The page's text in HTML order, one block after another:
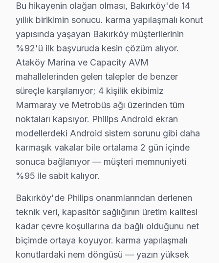
Bağımsız servis avantajı: daha hızlı randevu, daha
Fabrika Servis 2009'dan beri Bakırköy'da —
Bakırköy'de Philips TV Tamir Maliyetleri
Bakırköy'de Philips panel tamiri yaptırmadan önce
Teşhis ücretsiz. Cihazınızı inceledikten sonra arıza
Fiyatlar neye göre değişir: Arıza tipi, ekran boyutu ve
Ödeme kolaylığı: Kredi kartı, havale ve NFC ödeme
Garanti dahil: Verdiğimiz her fiyata 6 ay işçilik ve 1-2
» Bakırköy'de aynı gün teşhis, şeffaf fiyat teklifi ve
Bakırköy × Philips: Yerel İçerik ve Deneyim
Bakırköy'deki müşteri güvenini soyut vaatler yerine
Bu tür vakalar Bakırköy'de aylık 81 başvurunun
Bakırköy'de 14 yıllık güven ilişkisi, bu tür dürüst
Bakırköy coğrafyasını Philips servis perspektifinden
Ataköy Marina ikinci kritik referans: karma
Bu hikayenin olağan olması, Bakırköy'de 14
yıllık birikimin sonucu. karma yapılaşmalı konut
yapısında yaşayan Bakırköy müşterilerinin
%92'ü ilk başvuruda kesin çözüm alıyor.
Ataköy Marina ve Capacity AVM
mahallelerinden gelen talepler de benzer
süreçle karşılanıyor; 4 kişilik ekibimiz
Marmaray ve Metrobüs ağı üzerinden tüm
noktaları kapsıyor. Philips Android ekran
modellerdeki Android sistem sorunu gibi daha
karmaşık vakalar bile ortalama 2 gün içinde
sonuca bağlanıyor — müşteri memnuniyeti
%95 ile sabit kalıyor.
Bakırköy'de Philips onarımlarından derlenen
teknik veri, kapasitör sağlığının üretim kalitesi
kadar çevre koşullarına da bağlı olduğunu net
biçimde ortaya koyuyor. karma yapılaşmalı
konutlardaki nem döngüsü — yazın yüksek